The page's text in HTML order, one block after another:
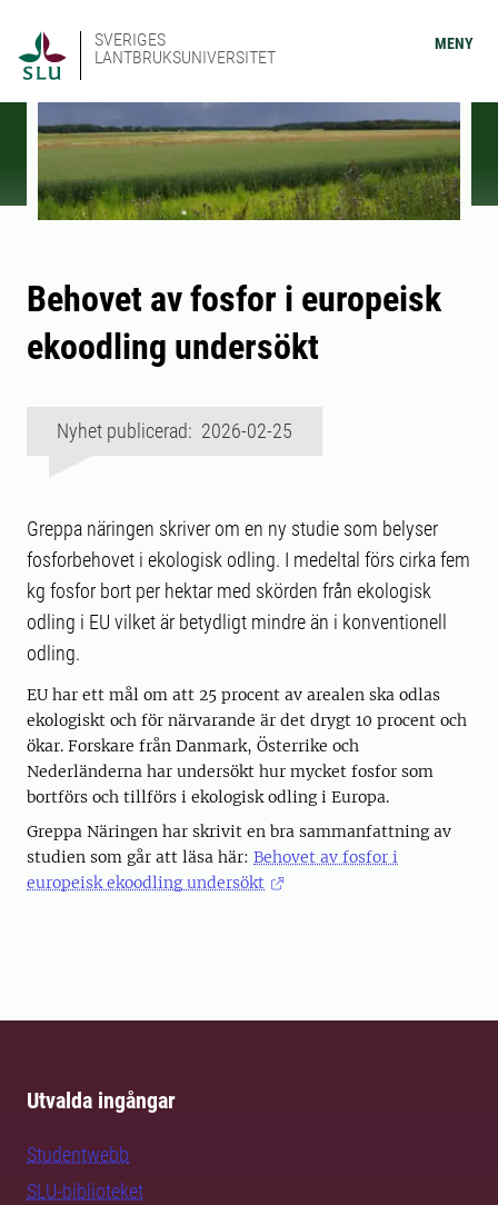
SVERIGES
LANTBRUKSUNIVERSITET
MENY
Behovet av fosfor i europeisk
ekoodling undersökt
Nyhet publicerad: 2026-02-25
Greppa näringen skriver om en ny studie som belyser
fosforbehovet i ekologisk odling. I medeltal förs cirka fem
kg fosfor bort per hektar med skörden från ekologisk
odling i EU vilket är betydligt mindre än i konventionell
odling.
EU har ett mål om att 25 procent av arealen ska odlas
ekologiskt och för närvarande är det drygt 10 procent och
ökar. Forskare från Danmark, Österrike och
Nederländerna har undersökt hur mycket fosfor som
bortförs och tillförs i ekologisk odling i Europa.
Greppa Näringen har skrivit en bra sammanfattning av
studien som går att läsa här: Behovet av fosfor i
europeisk ekoodling undersökt
Utvalda ingångar
Studentwebb
SLU-biblioteket